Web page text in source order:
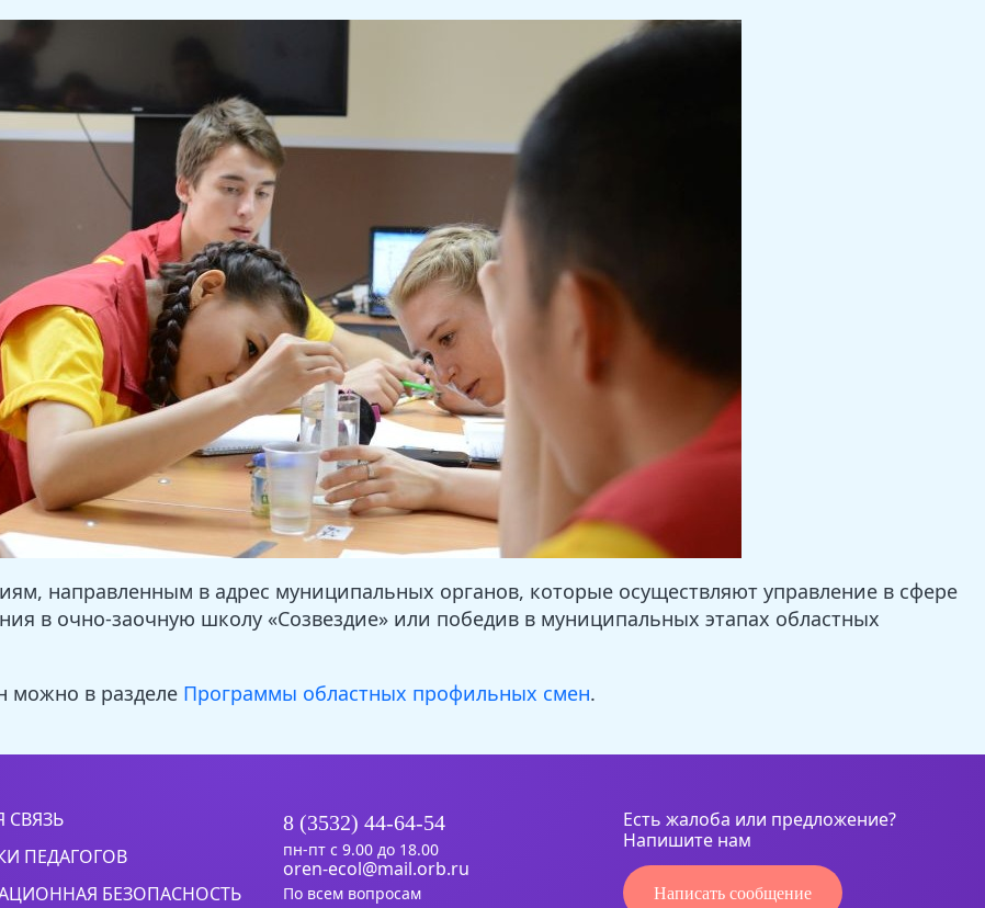
направленным в адрес муниципальных органов, которые осуществляют управление в сфере
в очно-заочную школу «Созвездие» или победив в муниципальных этапах областных
можно в разделе Программы областных профильных смен.
СВЯЗЬ
ПЕДАГОГОВ
БЕЗОПАСНОСТЬ
8 (3532) 44-64-54
пн-пт с 9.00 до 18.00
oren-ecol@mail.orb.ru
По всем вопросам
Есть жалоба или предложение?
Напишите нам
Написать сообщение